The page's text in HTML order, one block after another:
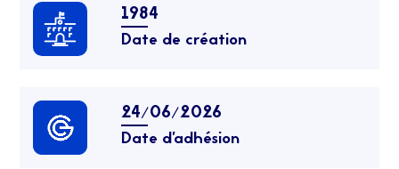
1984
Date de création
24/06/2026
Date d’adhésion